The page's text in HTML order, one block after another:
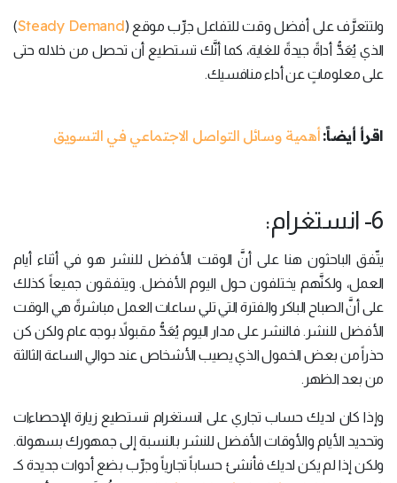
ولتتعرَّف على أفضل وقت للتفاعل جرِّب موقع (Steady Demand
)
الذي يُعَدُّ أداةً جيدةً للغاية، كما أنَّك تستطيع أن تحصل من خلاله حتى
على معلوماتٍ عن أداء منافسيك.
اقرأ أيضاً: أهمية وسائل التواصل الاجتماعي في التسويق
6- انستغرام:
يتّفق الباحثون هنا على أنَّ الوقت الأفضل للنشر هو في أثناء أيام
العمل، ولكنَّهم يختلفون حول اليوم الأفضل. ويتفقون جميعاً كذلك
على أنَّ الصباح الباكر والفترة التي تلي ساعات العمل مباشرةً هي الوقت
الأفضل للنشر. فالنشر على مدار اليوم يُعَدُّ مقبولاً بوجه عام ولكن كن
حذراً من بعض الخمول الذي يصيب الأشخاص عند حوالي الساعة الثالثة
من بعد الظهر.
وإذا كان لديك حساب تجاري على انستغرام تستطيع زيارة الإحصاءات
وتحديد الأيام والأوقات الأفضل للنشر بالنسبة إلى جمهورك بسهولة.
ولكن إذا لم يكن لديك فأنشئ حساباً تجارياً وجرِّب بضع أدوات جديدة كـ